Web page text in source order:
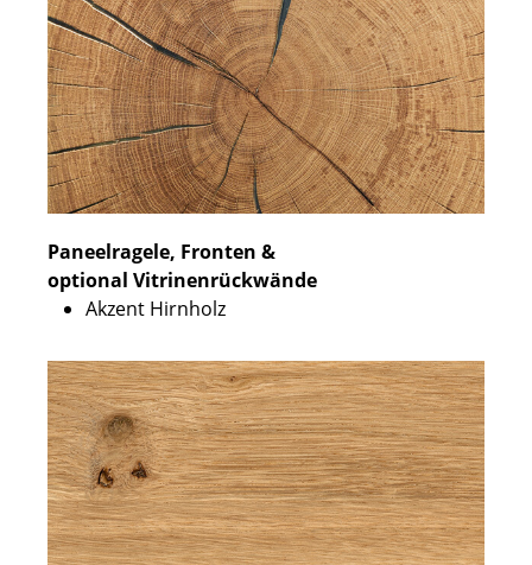
Paneelragele, Fronten &
optional Vitrinenrückwände
Akzent Hirnholz